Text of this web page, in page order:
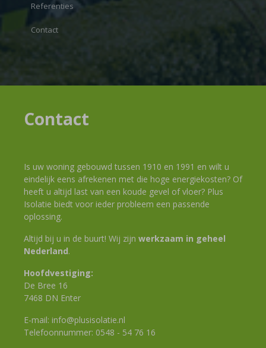
Referenties
Contact
Contact
Is uw woning gebouwd tussen 1910 en 1991 en wilt u
eindelijk eens afrekenen met die hoge energiekosten? Of
heeft u altijd last van een koude gevel of vloer? Plus
Isolatie biedt voor ieder probleem een passende
oplossing.
Altijd bij u in de buurt! Wij zijn werkzaam in geheel
Nederland.
Hoofdvestiging:
De Bree 16
7468 DN Enter
E-mail: info@plusisolatie.nl
Telefoonnummer: 0548 - 54 76 16